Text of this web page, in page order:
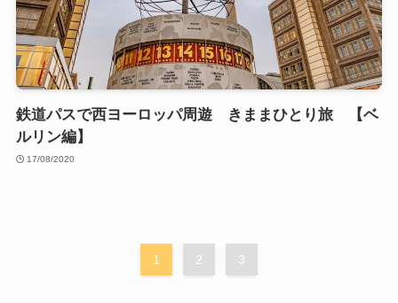
鉄道パスで西ヨーロッパ周遊 きままひとり旅 【ベ
ルリン編】
17/08/2020
1 2 3